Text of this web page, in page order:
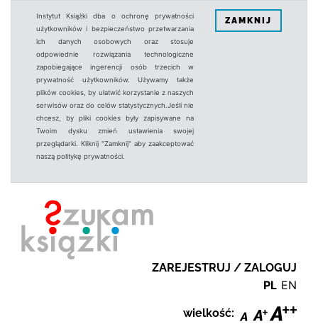
Instytut Książki dba o ochronę prywatności
użytkowników i bezpieczeństwo przetwarzania
ich danych osobowych oraz stosuje
odpowiednie rozwiązania technologiczne
zapobiegające ingerencji osób trzecich w
prywatność użytkowników. Używamy także
plików cookies, by ułatwić korzystanie z naszych
serwisów oraz do celów statystycznych.Jeśli nie
chcesz, by pliki cookies były zapisywane na
Twoim dysku zmień ustawienia swojej
przeglądarki. Kliknij "Zamknij" aby zaakceptować
naszą politykę prywatności.
ZAMKNIJ
ZAREJESTRUJ / ZALOGUJ
PL EN
wielkość: